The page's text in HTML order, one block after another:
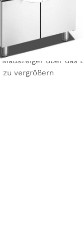
über das
zu vergrößern